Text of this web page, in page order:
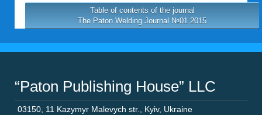
Table of contents of the journal
The Paton Welding Journal №01 2015
“Paton Publishing House” LLC
03150 11 Kazymyr Malevych str. Kyiv, Ukraine